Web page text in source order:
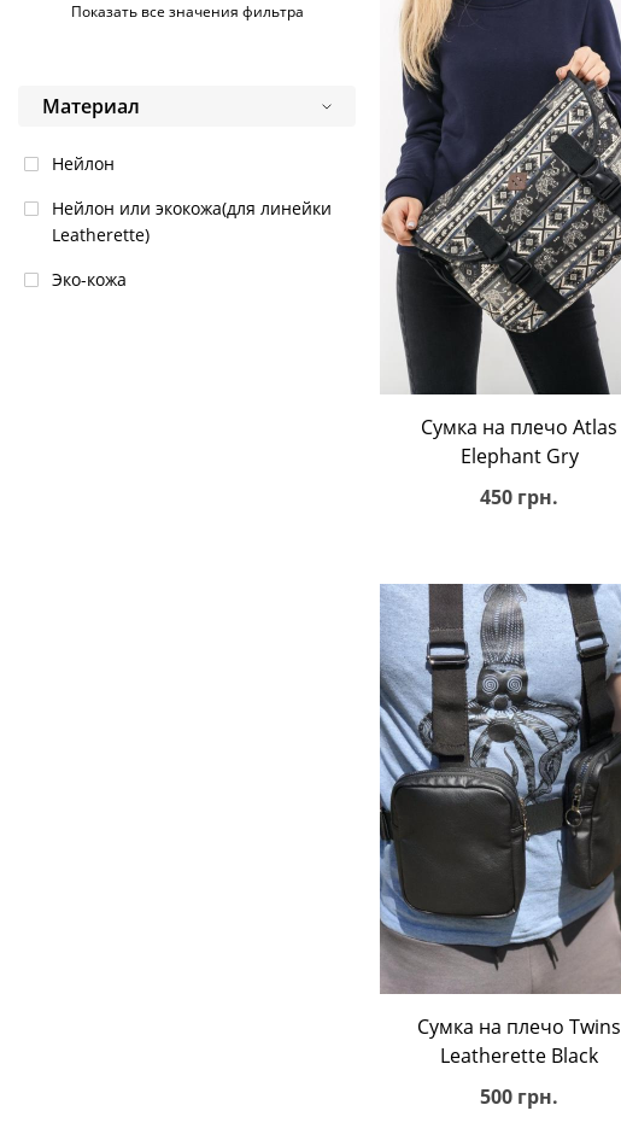
Charcoal
Graphite
Синий
NavyStop
Показать все значения фильтра
Материал
Нейлон
Нейлон или экокожа(для линейки
Leatherette)
Эко-кожа
В корзину
Сумка на плечо Atlas
Elephant Gry
450 грн.
В корзину
Сумка на плечo Twins
Leatherette Black
500 грн.